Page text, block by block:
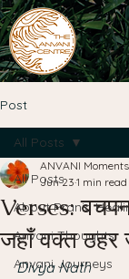
Post
All Posts
About Pranic
Anvani Thoughts
Anvani Journeys
All Posts
Verses:
जहाँ वक्त ठहर
ANVANI
Jun 23 1 min read
Divya Nath